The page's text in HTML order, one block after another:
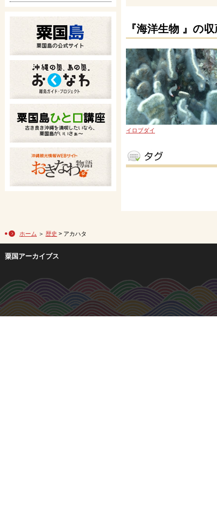
『海洋生物 』の
イロブダイ
ホーム ＞ 歴史 > アカハタ
粟国アーカイブス